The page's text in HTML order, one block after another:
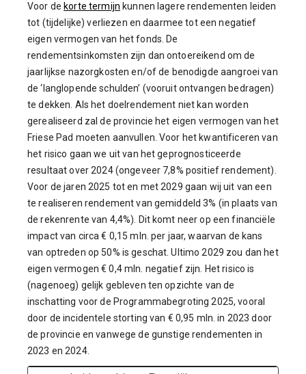
Voor de korte termijn kunnen lagere rendementen leiden
tot (tijdelijke) verliezen en daarmee tot een negatief
eigen vermogen van het fonds. De
rendementsinkomsten zijn dan ontoereikend om de
jaarlijkse nazorgkosten en/of de benodigde aangroei van
de ‘langlopende schulden’ (vooruit ontvangen bedragen)
te dekken. Als het doelrendement niet kan worden
gerealiseerd zal de provincie het eigen vermogen van het
Friese Pad moeten aanvullen. Voor het kwantificeren van
het risico gaan we uit van het geprognosticeerde
resultaat over 2024 (ongeveer 7,8% positief rendement).
Voor de jaren 2025 tot en met 2029 gaan wij uit van een
te realiseren rendement van gemiddeld 3% (in plaats van
de rekenrente van 4,4%). Dit komt neer op een financiële
impact van circa € 0,15 mln. per jaar, waarvan de kans
van optreden op 50% is geschat. Ultimo 2029 zou dan het
eigen vermogen € 0,4 mln. negatief zijn. Het risico is
(nagenoeg) gelijk gebleven ten opzichte van de
inschatting voor de Programmabegroting 2025, vooral
door de incidentele storting van € 0,95 mln. in 2023 door
de provincie en vanwege de gunstige rendementen in
2023 en 2024.